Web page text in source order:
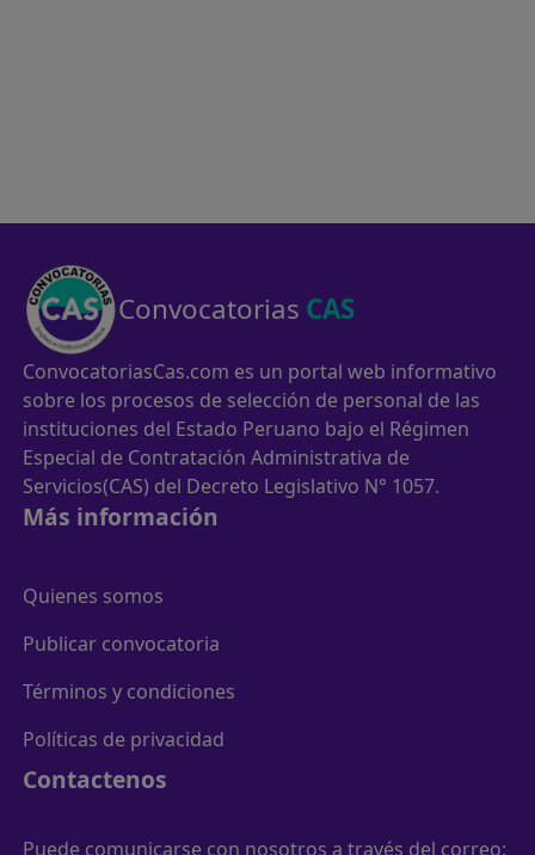
Convocatorias CAS
ConvocatoriasCas.com es un portal web informativo
sobre los procesos de selección de personal de las
instituciones del Estado Peruano bajo el Régimen
Especial de Contratación Administrativa de
Servicios(CAS) del Decreto Legislativo N° 1057.
Más información
Quienes somos
Publicar convocatoria
Términos y condiciones
Políticas de privacidad
Contactenos
Puede comunicarse con nosotros a través del correo: